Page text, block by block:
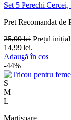
Set 5 Perechi
Pret Recomandat de
25,99lei Prețul
14,99 lei.
Adaugă în coș
-44%
S
M
L
Martisoare